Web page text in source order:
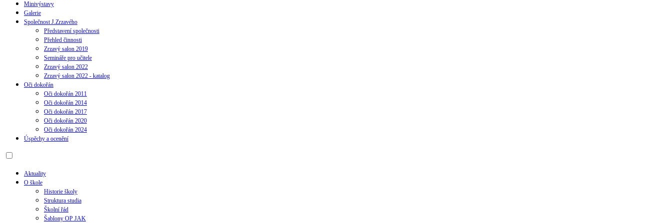
Minivýstavy
Galerie
Společnost J.Zrzavého
Představení společnosti
Přehled činnosti
Zrzavý salon 2019
Semináře pro učitele
Zrzavý salon 2022
Zrzavý salon 2022 - katalog
Oči dokořán
Oči dokořán 2011
Oči dokořán 2014
Oči dokořán 2017
Oči dokořán 2020
Oči dokořán 2024
Úspěchy a ocenění
Aktuality
O škole
Historie školy
Struktura studia
Školní řád
Šablony OP JAK